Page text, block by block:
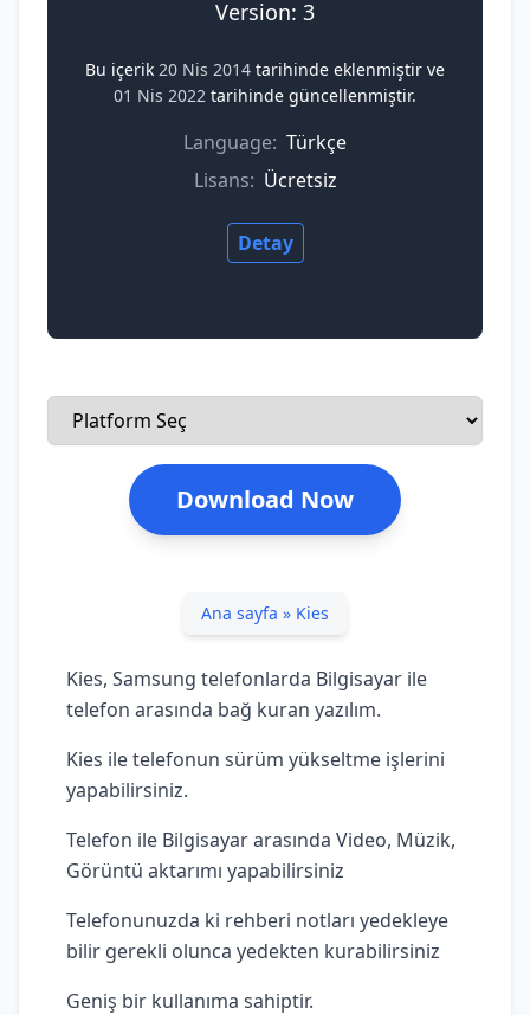
Version: 3
Bu içerik 20 Nis 2014 tarihinde eklenmiştir ve
01 Nis 2022 tarihinde güncellenmiştir.
Language: Türkçe
Lisans: Ücretsiz
Detay
Download Now
Ana sayfa » Kies
Kies, Samsung telefonlarda Bilgisayar ile
telefon arasında bağ kuran yazılım.
Kies ile telefonun sürüm yükseltme işlerini
yapabilirsiniz.
Telefon ile Bilgisayar arasında Video, Müzik,
Görüntü aktarımı yapabilirsiniz
Telefonunuzda ki rehberi notları yedekleye
bilir gerekli olunca yedekten kurabilirsiniz
Geniş bir kullanıma sahiptir.